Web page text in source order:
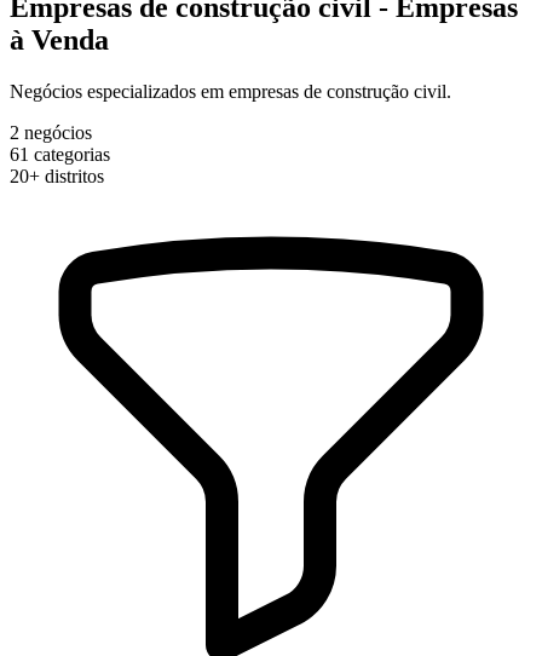
Empresas de construção civil - Empresas
à Venda
Negócios especializados em empresas de construção civil.
2 negócios
61 categorias
20+ distritos